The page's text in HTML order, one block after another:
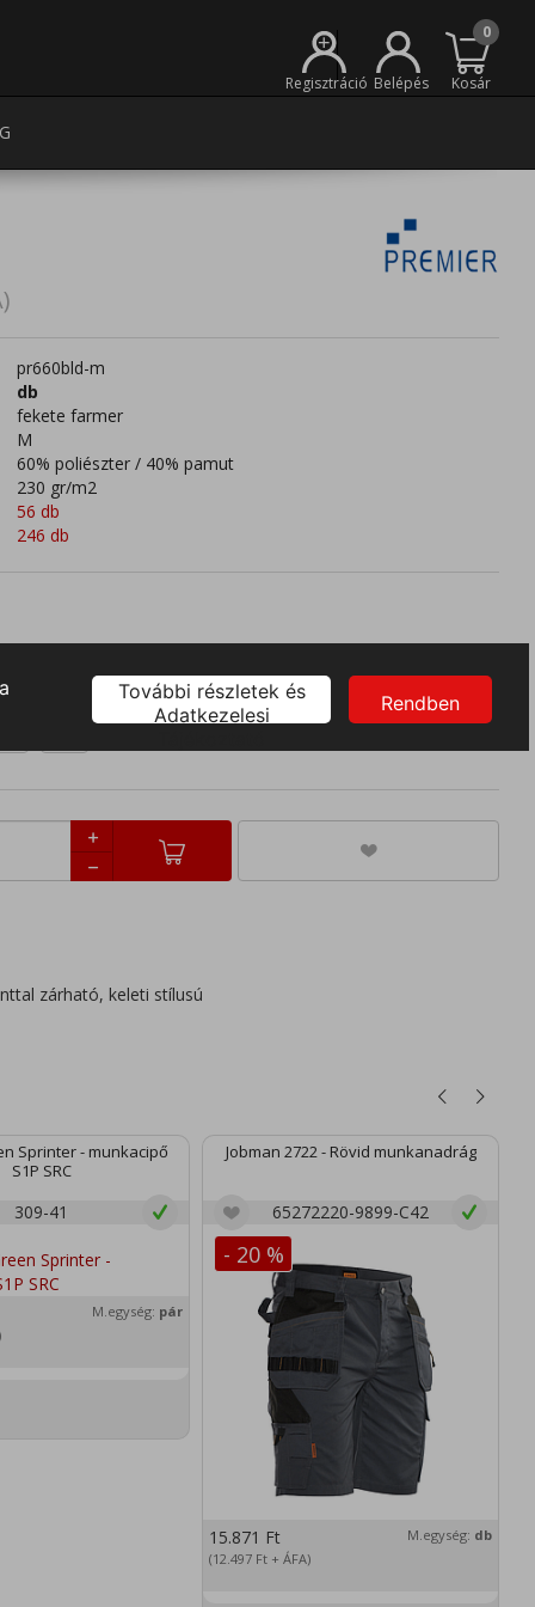
+
Regisztráció Belépés
0
Kosár
pr660bld-m
db
fekete farmer
M
60% poliészter / 40% pamut
230 gr/m2
56 db
246 db
zárható, keleti stílusú
Sprinter - munkacipő
S1P SRC
309-41
M.egység: pár
Jobman 2722 - Rövid munkanadrág
65272220-9899-C42
- 20 %
15.871 Ft
(12.497 Ft + ÁFA)
M.egység: db